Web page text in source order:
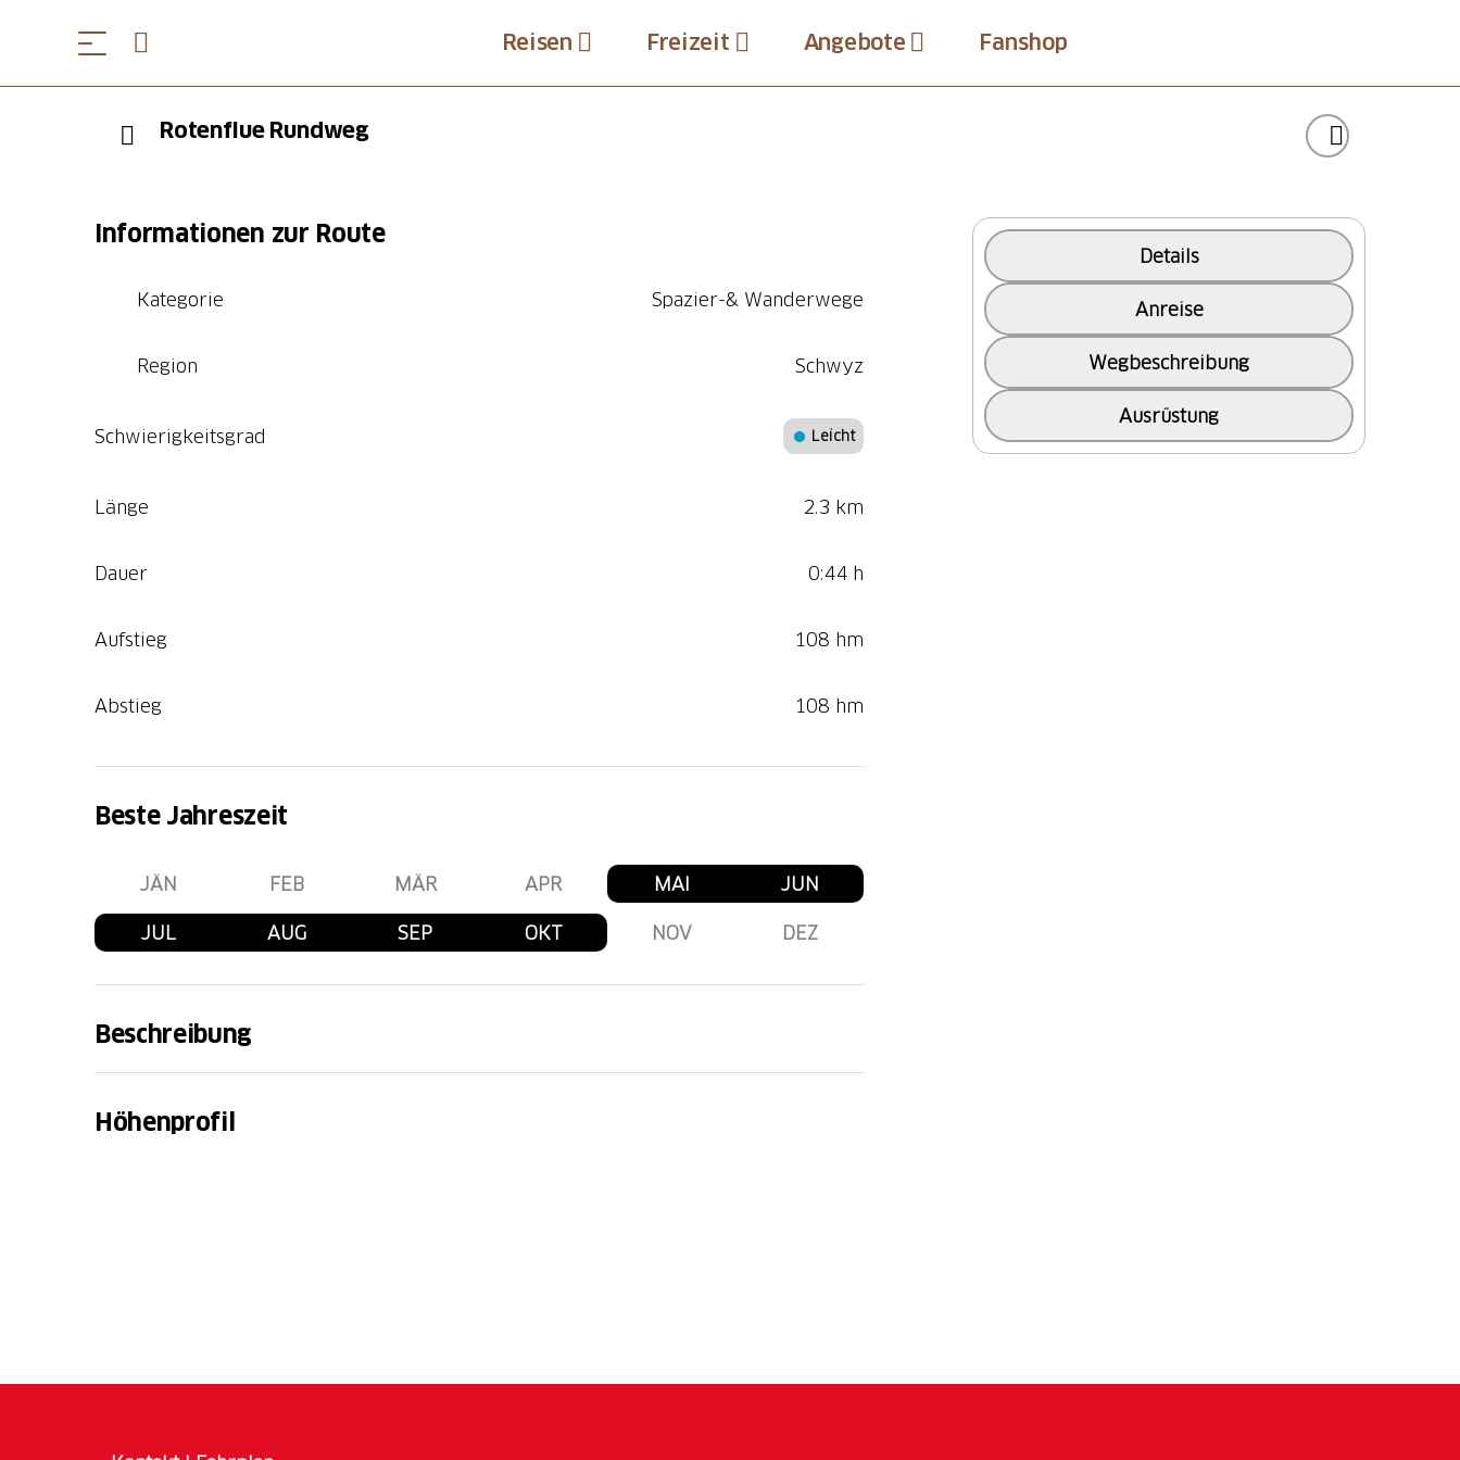
Reisen Freizeit Angebote Fanshop
Rotenflue Rundweg
Informationen zur Route
Kategorie Spazier-& Wanderwege
Region Schwyz
Schwierigkeitsgrad Leicht
Länge 2.3 km
Dauer 0:44 h
Aufstieg 108 hm
Abstieg 108 hm
Beste Jahreszeit
JÄN FEB MÄR APR MAI JUN
JUL AUG SEP OKT NOV DEZ
Beschreibung
Bergstation Rotenflue - Stägleren - Berggasthaus Rotenfluh - Bergstation Rotenflue 45
Höhenprofil
Details
Anreise
Wegbeschreibung
Ausrüstung